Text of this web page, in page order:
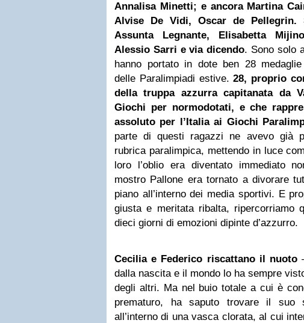
Annalisa Minetti; e ancora Martina
Alvise De Vidi, Oscar de Pellegrin.
Assunta Legnante, Elisabetta
Alessio Sarri e via dicendo. Sono solo
hanno portato in dote ben 28 medaglie
delle Paralimpiadi estive.28, proprio
della truppa azzurra capitanata da
Giochi per normodotati, e che
assoluto per l’Italia ai Giochi
parte di questi ragazzi ne avevo già
rubrica paralimpica, mettendo in luce
loro l’oblio era diventato immediato
mostro Pallone era tornato a divorare
piano all’interno dei media sportivi. E
giusta e meritata ribalta, ripercorriamo
dieci giorni di emozioni dipinte d’azzurro.
Cecilia e Federico riscattano il nuoto
dalla nascita e il mondo lo ha sempre
degli altri. Ma nel buio totale a cui è
prematuro, ha saputo trovare il suo
all’interno di una vasca clorata, al cui